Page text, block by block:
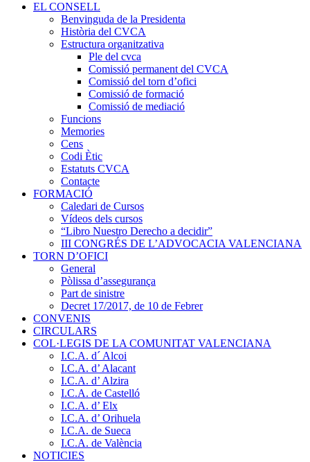
EL CONSELL
Benvinguda de la Presidenta
Història del CVCA
Estructura organitzativa
Ple del cvca
Comissió permanent del CVCA
Comissió del torn d’ofici
Comissió de formació
Comissió de mediació
Funcions
Memories
Cens
Codi Ètic
Estatuts CVCA
Contacte
FORMACIÓ
Caledari de Cursos
Vídeos dels cursos
“Libro Nuestro Derecho a decidir”
III CONGRÉS DE L’ADVOCACIA VALENCIANA
TORN D’OFICI
General
Pòlissa d’assegurança
Part de sinistre
Decret 17/2017, de 10 de Febrer
CONVENIS
CIRCULARS
COL·LEGIS DE LA COMUNITAT VALENCIANA
I.C.A. d´ Alcoi
I.C.A. d’ Alacant
I.C.A. d’ Alzira
I.C.A. de Castelló
I.C.A. d’ Elx
I.C.A. d’ Orihuela
I.C.A. de Sueca
I.C.A. de València
NOTICIES